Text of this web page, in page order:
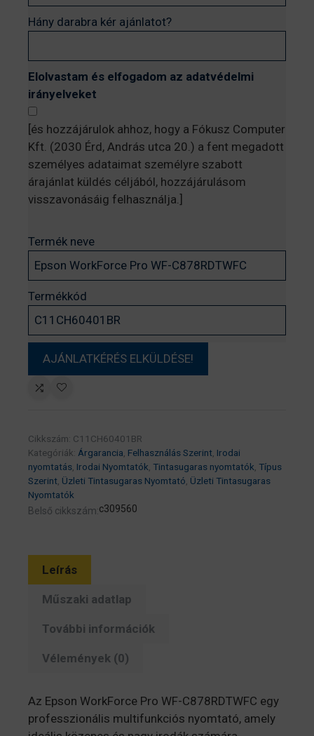
Hány darabra kér ajánlatot?
Elolvastam és elfogadom az adatvédelmi
irányelveket
[és hozzájárulok ahhoz, hogy a Fókusz Computer
Kft. (2030 Érd, András utca 20.) a fent megadott
személyes adataimat személyre szabott
árajánlat küldés céljából, hozzájárulásom
visszavonásáig felhasználja.]
Termék neve
Termékkód
Cikkszám: C11CH60401BR
Kategóriák: Árgarancia, Felhasználás Szerint, Irodai
nyomtatás, Irodai Nyomtatók, Tintasugaras nyomtatók, Típus
Szerint, Üzleti Tintasugaras Nyomtató, Üzleti Tintasugaras
Nyomtatók
Belső cikkszám:c309560
Leírás
Műszaki adatlap
További információk
Vélemények (0)
Az Epson WorkForce Pro WF-C878RDTWFC egy
professzionális multifunkciós nyomtató, amely